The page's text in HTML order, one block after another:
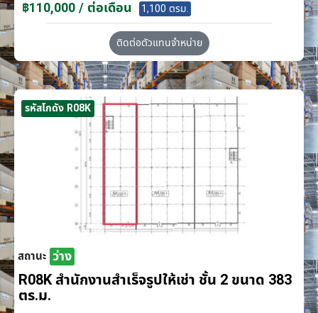
฿110,000 / ต่อเดือน 1,100 ตรม.
ติดต่อตัวแทนจำหน่าย
รหัสโกดัง R08K
สถานะ ว่าง
R08K สำนักงานสำเร็จรูปให้เช่า ชั้น 2 ขนาด 383
ตร.ม.